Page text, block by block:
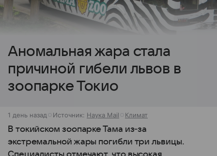
Аномальная жара стала
причиной гибели львов в
зоопарке Токио
1 день назад Источник: Наука Mail Климат
В токийском зоопарке Тама из‑за
экстремальной жары погибли три львицы.